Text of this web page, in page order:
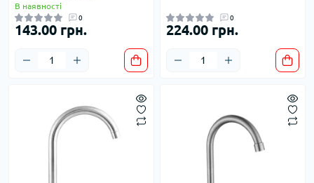
В наявності
0
143.00 грн.
0
224.00 грн.